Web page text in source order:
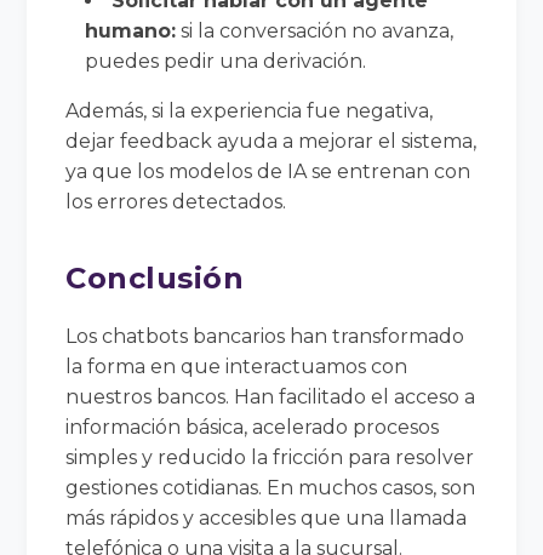
humano: si la conversación no avanza,
puedes pedir una derivación.
Además, si la experiencia fue negativa,
dejar feedback ayuda a mejorar el sistema,
ya que los modelos de IA se entrenan con
los errores detectados.
Conclusión
Los chatbots bancarios han transformado
la forma en que interactuamos con
nuestros bancos. Han facilitado el acceso a
información básica, acelerado procesos
simples y reducido la fricción para resolver
gestiones cotidianas. En muchos casos, son
más rápidos y accesibles que una llamada
telefónica o una visita a la sucursal.